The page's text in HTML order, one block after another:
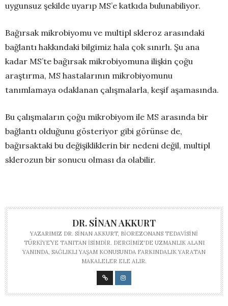
uygunsuz şekilde uyarıp MS’e katkıda bulunabiliyor.
Bağırsak mikrobiyomu ve multipl skleroz arasındaki
bağlantı hakkındaki bilgimiz hala çok sınırlı. Şu ana
kadar MS’te bağırsak mikrobiyomuna ilişkin çoğu
araştırma, MS hastalarının mikrobiyomunu
tanımlamaya odaklanan çalışmalarla, keşif aşamasında.
Bu çalışmaların çoğu mikrobiyom ile MS arasında bir
bağlantı olduğunu gösteriyor gibi görünse de,
bağırsaktaki bu değişikliklerin bir nedeni değil, multipl
sklerozun bir sonucu olması da olabilir.
DR. SINAN AKKURT
YAZARIMIZ DR. SINAN AKKURT, BIOREZONANS TEDAVISINI
TÜRKIYE’YE TANITAN ISIMDIR. DERGIMIZ'DE UZMANLIK ALANI
YANINDA, SAĞLIKLI YAŞAM KONUSUNDA FARKINDALIK YARATAN
MAKALELER ELE ALIR.